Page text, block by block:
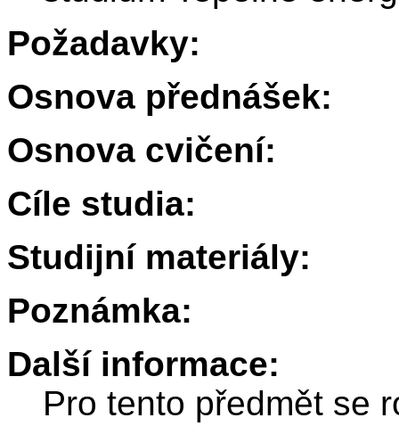
Požadavky:
Osnova přednášek:
Osnova cvičení:
Cíle studia:
Studijní materiály:
Poznámka:
Další informace:
Pro tento předmět se